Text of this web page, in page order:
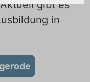
gibt es
in